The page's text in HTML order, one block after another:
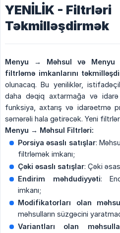
YENİLİK - Filtrləri
Təkmilləşdirmək
Menyu → Məhsul və Menyu
filtrləmə imkanlarını
olunacaq. Bu yeniliklər,
daha dəqiq axtarmağa və
funksiya, axtarış və idarəetmə
səmərəli hala gətirəcək. Yeni
Menyu → Məhsul Filtrləri:
Porsiya əsaslı satışlar:
filtrləmək imkanı;
Çəki əsaslı satışlar: Çəki
Endirim məhdudiyyəti:
imkanı;
Modifikatorları olan
məhsulların süzgəcini
Variantları olan